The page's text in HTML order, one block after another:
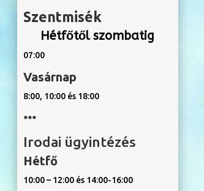
Szentmisék
Hétfőtől szombatig
07:00
Vasárnap
8:00, 10:00 és 18:00
***
Irodai ügyintézés
Hétfő
10:00 – 12:00 és 14:00-16:00